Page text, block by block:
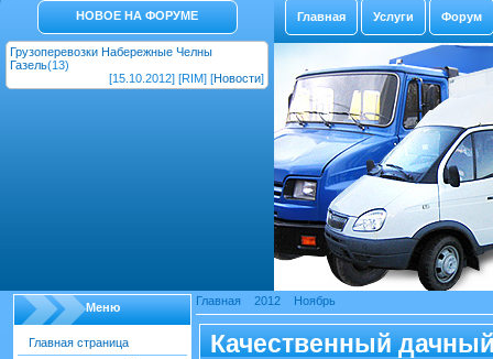
НОВОЕ НА ФОРУМЕ
Грузоперевозки Набережные Челны
Газель(13)
[15.10.2012] [RIM] [Новости]
Главная Услуги Форум
Меню
Главная страница
Главная 2012 Ноябрь
Качественный